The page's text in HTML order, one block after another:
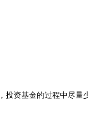
资基金的过程中尽量